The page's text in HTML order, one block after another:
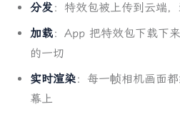
分发：特效包被上传到云端
加载：App 把特效包下载下
的一切
实时渲染：每一帧相机画面
幕上